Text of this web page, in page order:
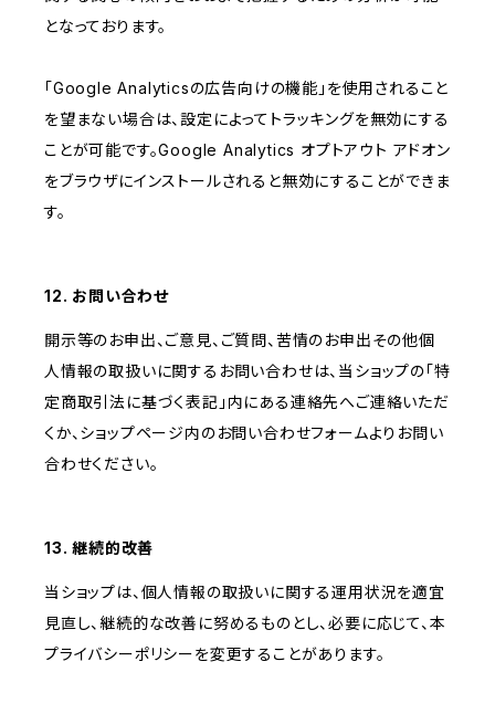
となっております。
「Google Analyticsの広告向けの機能」を使用されること
を望まない場合は、設定によってトラッキングを無効にする
ことが可能です。Google Analytics オプトアウト アドオン
をブラウザにインストールされると無効にすることができま
す。
12. お問い合わせ
開示等のお申出、ご意見、ご質問、苦情のお申出その他個
人情報の取扱いに関するお問い合わせは、当ショップの「特
定商取引法に基づく表記」内にある連絡先へご連絡いただ
くか、ショップページ内のお問い合わせフォームよりお問い
合わせください。
13. 継続的改善
当ショップは、個人情報の取扱いに関する運用状況を適宜
見直し、継続的な改善に努めるものとし、必要に応じて、本
プライバシーポリシーを変更することがあります。